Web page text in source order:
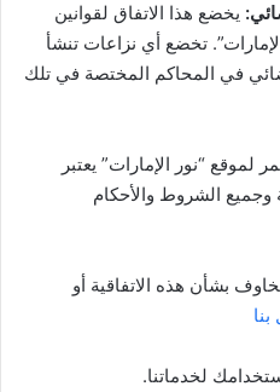
يخضع هذا الاتفاق لقوانين
تخضع أي نزاعات تنشأ
في المحاكم المختصة في تلك
“نور الإمارات” يعتبر
وجميع الشروط والأحكام
بشأن هذه الاتفاقية أو
بنا
لخدماتنا.